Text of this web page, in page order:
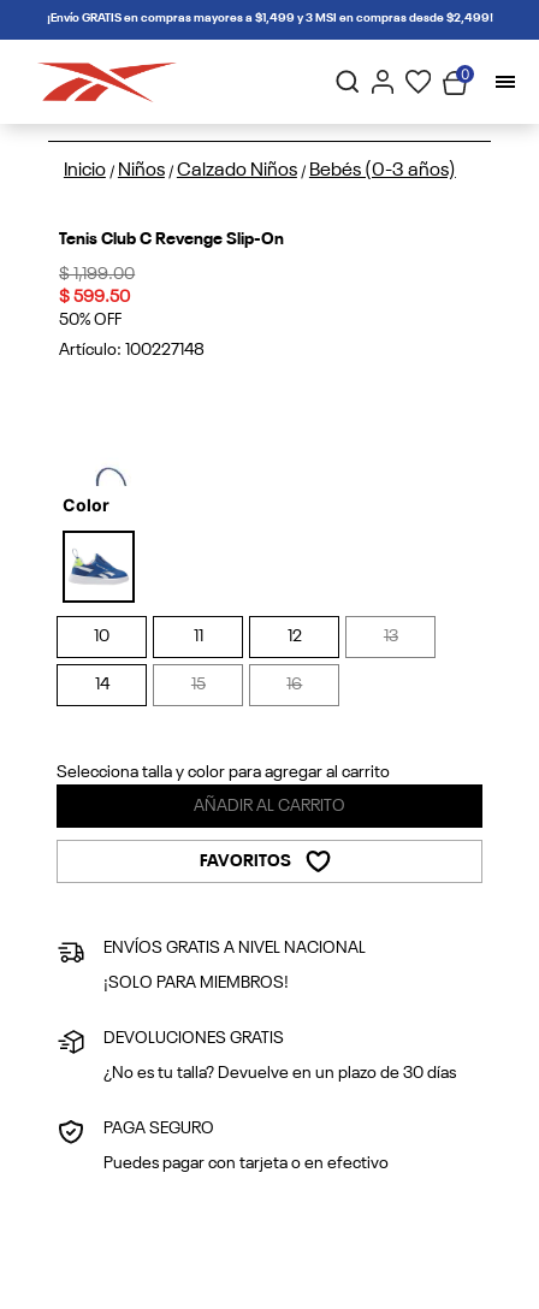
connectif¡Envío GRATIS en compras mayores a $1,499 y 3 MSI en compras desde $2,499!
0
Inicio / Niños / Calzado Niños / Bebés (0-3 años)
Tenis Club C Revenge Slip-On
Price reduced from
$ 1,199.00to
$ 599.50
50% OFF
Artículo: 100227148
Color
selected
10 12 13
14 15 16
Selecciona talla y color para agregar al carrito
AÑADIR AL CARRITO
FAVORITOS
ENVÍOS GRATIS A NIVEL NACIONAL
¡SOLO PARA MIEMBROS!
DEVOLUCIONES GRATIS
¿No es tu talla? Devuelve en un plazo de 30 días
PAGA SEGURO
Puedes pagar con tarjeta o en efectivo